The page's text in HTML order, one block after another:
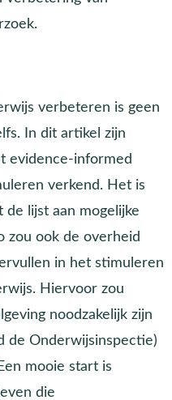
verbeteren is geen
In dit artikel zijn
evidence-informed
verkend. Het is
de lijst aan mogelijke
zou ook de overheid
in het stimuleren
Hiervoor zou
noodzakelijk zijn
de Onderwijsinspectie)
mooie start is
die